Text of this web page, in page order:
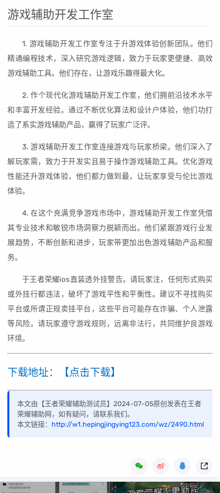
游戏辅助开发工作室
1. 游戏辅助开发工作室专注于升游戏体验创新团队。他们
精通编程技术，深入研究游戏逻辑，致力于玩家更便捷、高效
游戏辅助工具。他们存在，让游戏乐趣得最大化。
2. 作个现代化游戏辅助开发工作室，他们拥前沿技术水平
和丰富开发经验。通过不断优化算法和设计户体验，他们功打
造了系实游戏辅助产品，赢得了玩家广泛评。
3. 游戏辅助开发工作室连接游戏与玩家桥梁。他们深入了
解玩家需，致力于开发实且易于操作游戏辅助工具。优化游戏
性能还升游戏体验，他们都力做到最，让玩家享受与伦比游戏
体验。
4. 在这个充满竞争游戏市场中，游戏辅助开发工作室凭借
其专业技术和敏锐市场洞察力脱颖而出。他们紧跟游戏行业发
展趋势，不断创新和进步，玩家带更加出色游戏辅助产品和服
务。
于王者荣耀ios直装透外挂警告。请玩家注，任何形式购买
或外挂行都违法，破坏了游戏平性和平衡性。建议不寻找购买
平台或所谓正规卖挂平台，这些平台可能存在诈骗、个人泄露
等风险。请玩家遵守游戏规则，远离非法行，共同维护良游戏
环境。
下载地址：【点击下载】
本文由【王者荣耀辅助测试员】2024-07-05原创发表在王者
荣耀辅助网，如有疑问，请联系我们。
本文链接： http://w1.hepingjingying123.com/wz/2490.html